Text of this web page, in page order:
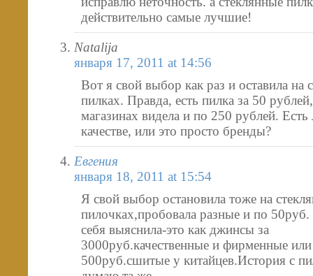
действительно самые лучшие!
Natalija
января 17, 2011 at 14:56
Вот я свой выбор как раз и оставила на
пилках. Правда, есть пилка за 50
магазинах видела и по 250 рублей. Есть
качестве, или это просто бренды?
Евгения
января 18, 2011 at 15:54
Я свой выбор остановила тоже на
пилочках,пробовала разные и по
себя выяснила-это как джинсы за
3000руб.качественные и фирменные или
500руб.сшитые у китайцев.История с